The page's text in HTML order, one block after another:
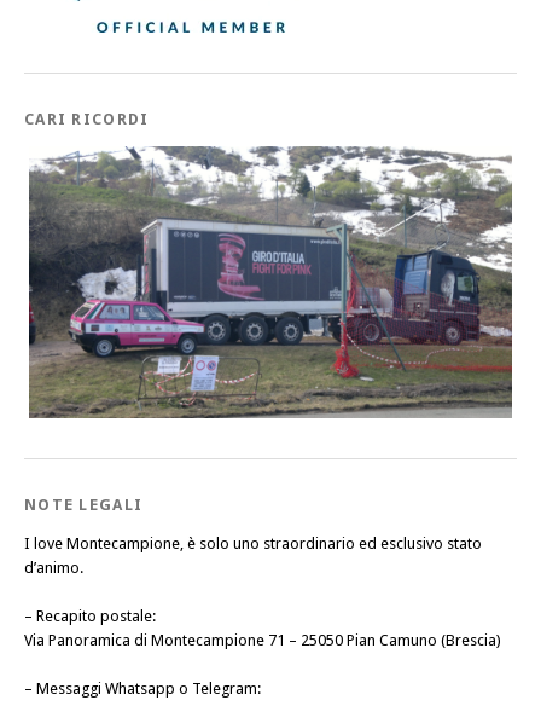
CARI RICORDI
NOTE LEGALI
I love Montecampione, è solo uno straordinario ed esclusivo stato
d’animo.
– Recapito postale:
Via Panoramica di Montecampione 71 – 25050 Pian Camuno (Brescia)
– Messaggi Whatsapp o Telegram: